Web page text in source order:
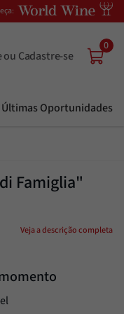
0
Últimas Oportunidades
Famiglia"
Veja a descrição completa